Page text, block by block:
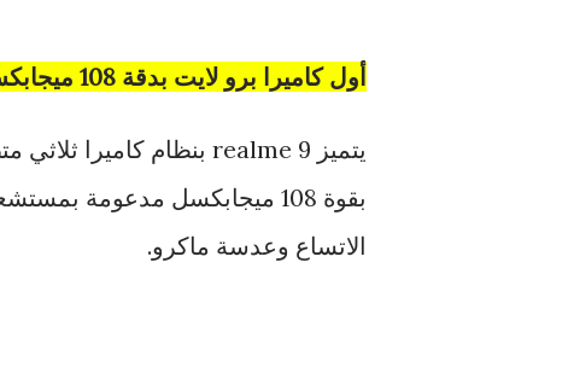
أول كاميرا برو لايت بدقة 108 ميجابكسل مزودة بمستشعر سامسونج HM الحديث
الاتساع وعدسة ماكرو.